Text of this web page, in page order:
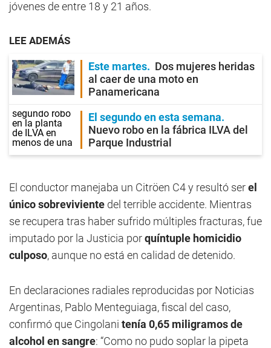
jóvenes de entre 18 y 21 años.
LEE ADEMÁS
Este martes
Dos mujeres heridas
al caer de una moto en
Panamericana
El segundo en esta semana
Nuevo robo en la fábrica ILVA del
Parque Industrial
El conductor manejaba un Citröen C4 y resultó serel
único sobreviviente del terrible accidente. Mientras
se recupera tras haber sufrido múltiples fracturas, fue
imputado por la Justicia porquíntuple homicidio
culposo, aunque no está en calidad de detenido.
En declaraciones radiales reproducidas por Noticias
Argentinas, Pablo Menteguiaga, fiscal del caso,
confirmó que Cingolani tenía 0,65 miligramos de
alcohol en sangre: “Como no pudo soplar la pipeta